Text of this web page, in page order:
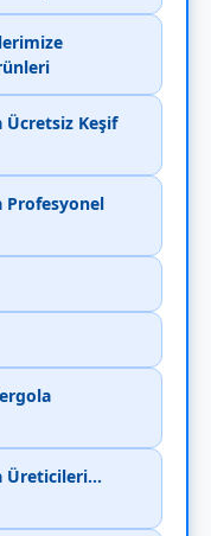
Keşif
Üreticileri...